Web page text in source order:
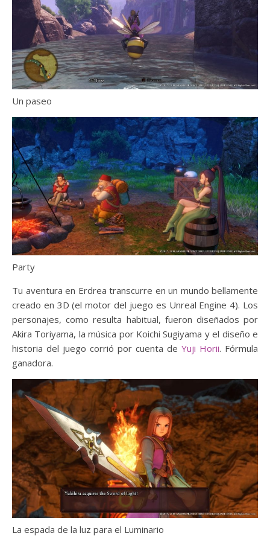
Un paseo
Party
Tu aventura en Erdrea transcurre en un mundo bellamente
creado en 3D (el motor del juego es Unreal Engine 4). Los
personajes, como resulta habitual, fueron diseñados por
Akira Toriyama, la música por Koichi Sugiyama y el diseño e
historia del juego corrió por cuenta de Yuji Horii. Fórmula
ganadora.
La espada de la luz para el Luminario